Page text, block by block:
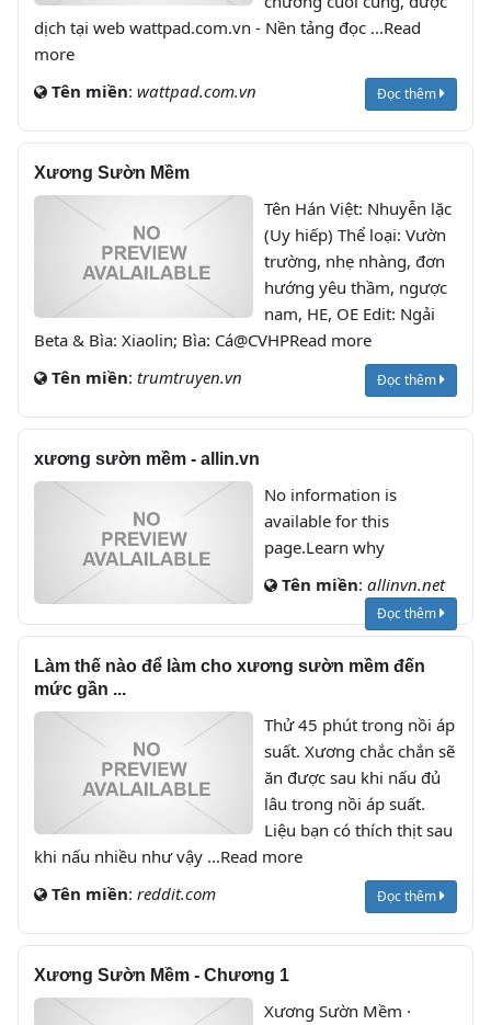
dịch tại web wattpad.com.vn - Nền tảng đọc ...Read
more
Tên miền: wattpad.com.vn Đọc thêm
Xương Sườn Mềm
Tên Hán Việt: Nhuyễn lặc
(Uy hiếp) Thể loại: Vườn
trường, nhẹ nhàng, đơn
hướng yêu thầm, ngược
nam, HE, OE Edit: Ngải
Beta & Bìa: Xiaolin; Bìa: Cá@CVHPRead more
Tên miền: trumtruyen.vn Đọc thêm
xương sườn mềm - allin.vn
No information is
available for this
page.Learn why
Tên miền: allinvn.net
Đọc thêm
Làm thế nào để làm cho xương sườn mềm đến
mức gần ...
Thử 45 phút trong nồi áp
suất. Xương chắc chắn sẽ
ăn được sau khi nấu đủ
lâu trong nồi áp suất.
Liệu bạn có thích thịt sau
khi nấu nhiều như vậy ...Read more
Tên miền: reddit.com Đọc thêm
Xương Sườn Mềm - Chương 1
Xương Sườn Mềm ·